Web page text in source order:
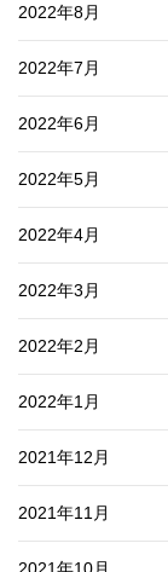
2022年8月
2022年7月
2022年6月
2022年5月
2022年4月
2022年3月
2022年2月
2022年1月
2021年12月
2021年11月